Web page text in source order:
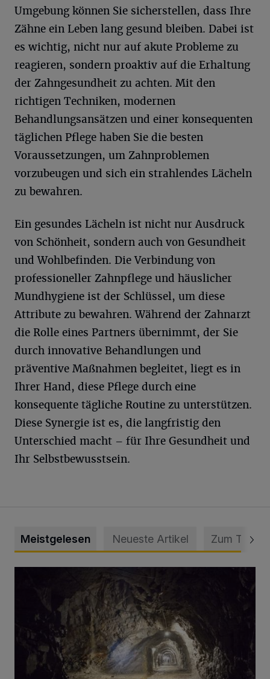
Umgebung können Sie sicherstellen, dass Ihre
Zähne ein Leben lang gesund bleiben. Dabei ist
es wichtig, nicht nur auf akute Probleme zu
reagieren, sondern proaktiv auf die Erhaltung
der Zahngesundheit zu achten. Mit den
richtigen Techniken, modernen
Behandlungsansätzen und einer konsequenten
täglichen Pflege haben Sie die besten
Voraussetzungen, um Zahnproblemen
vorzubeugen und sich ein strahlendes Lächeln
zu bewahren.
Ein gesundes Lächeln ist nicht nur Ausdruck
von Schönheit, sondern auch von Gesundheit
und Wohlbefinden. Die Verbindung von
professioneller Zahnpflege und häuslicher
Mundhygiene ist der Schlüssel, um diese
Attribute zu bewahren. Während der Zahnarzt
die Rolle eines Partners übernimmt, der Sie
durch innovative Behandlungen und
präventive Maßnahmen begleitet, liegt es in
Ihrer Hand, diese Pflege durch eine
konsequente tägliche Routine zu unterstützen.
Diese Synergie ist es, die langfristig den
Unterschied macht – für Ihre Gesundheit und
Ihr Selbstbewusstsein.
Meistgelesen Neueste Artikel Zum Thema